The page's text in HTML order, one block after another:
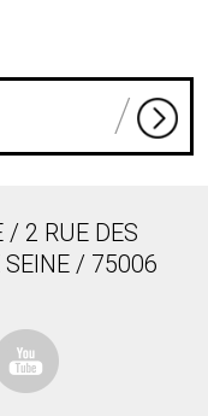
/ 2 RUE DES
SEINE / 75006